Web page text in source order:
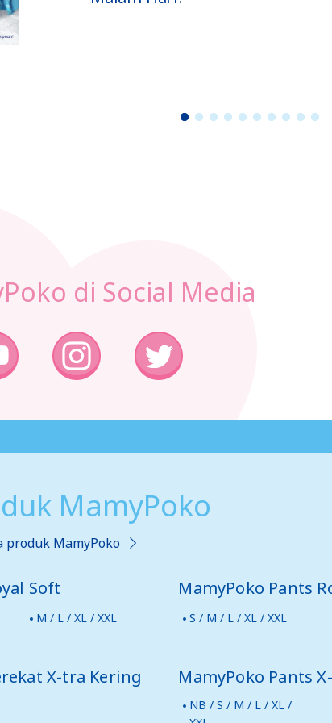
1 2 3 4 5 6 7 8 9 1
di Social Media
MamyPoko
produk MamyPoko
Soft
M / L / XL / XXL
MamyPoko Pants
S / M / L / XL / XXL
X-tra Kering MamyPoko Pants
NB / S / M / L / XL /